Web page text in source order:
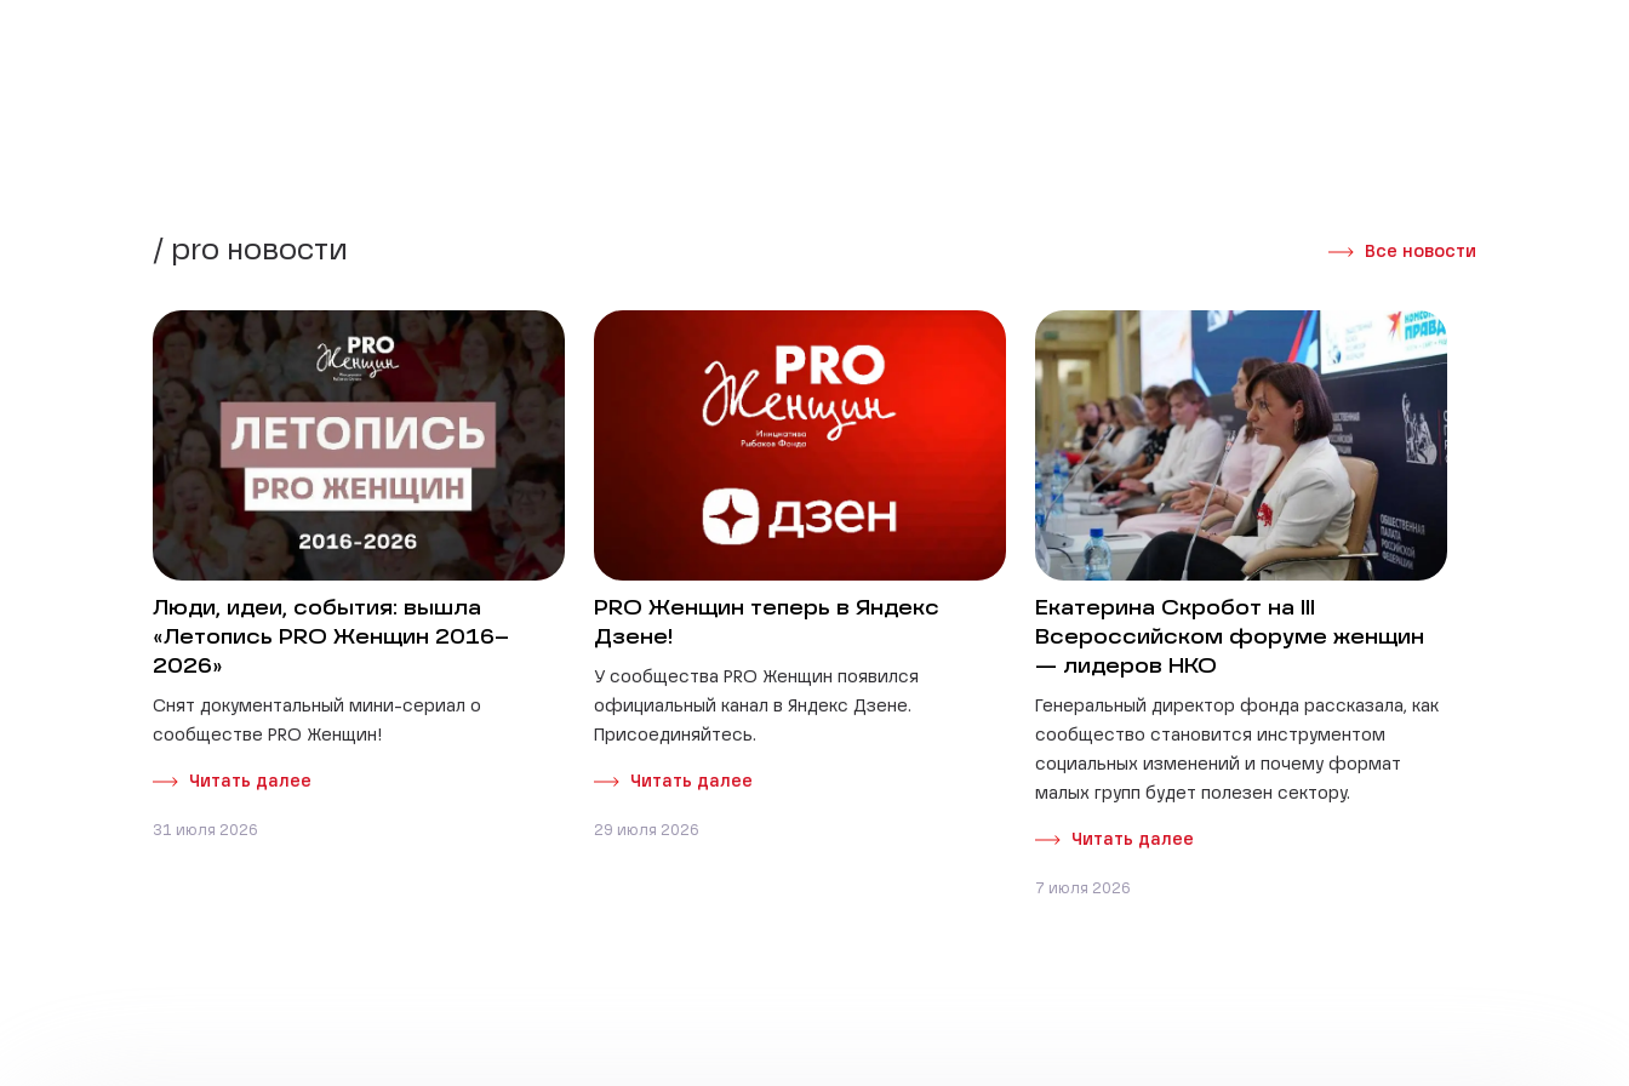
/ pro новости Все новости
Люди, идеи, события: вышла
«Летопись PRO Женщин 2016–
2026»
Снят документальный мини-сериал о
сообществе PRO Женщин!
Читать далее
31 июля 2026
PRO Женщин теперь в Яндекс
Дзене!
У сообщества PRO Женщин появился
официальный канал в Яндекс Дзене.
Присоединяйтесь.
Читать далее
29 июля 2026
Екатерина Скробот на III
Всероссийском форуме женщин
— лидеров НКО
Генеральный директор фонда рассказала, как
сообщество становится инструментом
социальных изменений и почему формат
малых групп будет полезен сектору.
Читать далее
7 июля 2026